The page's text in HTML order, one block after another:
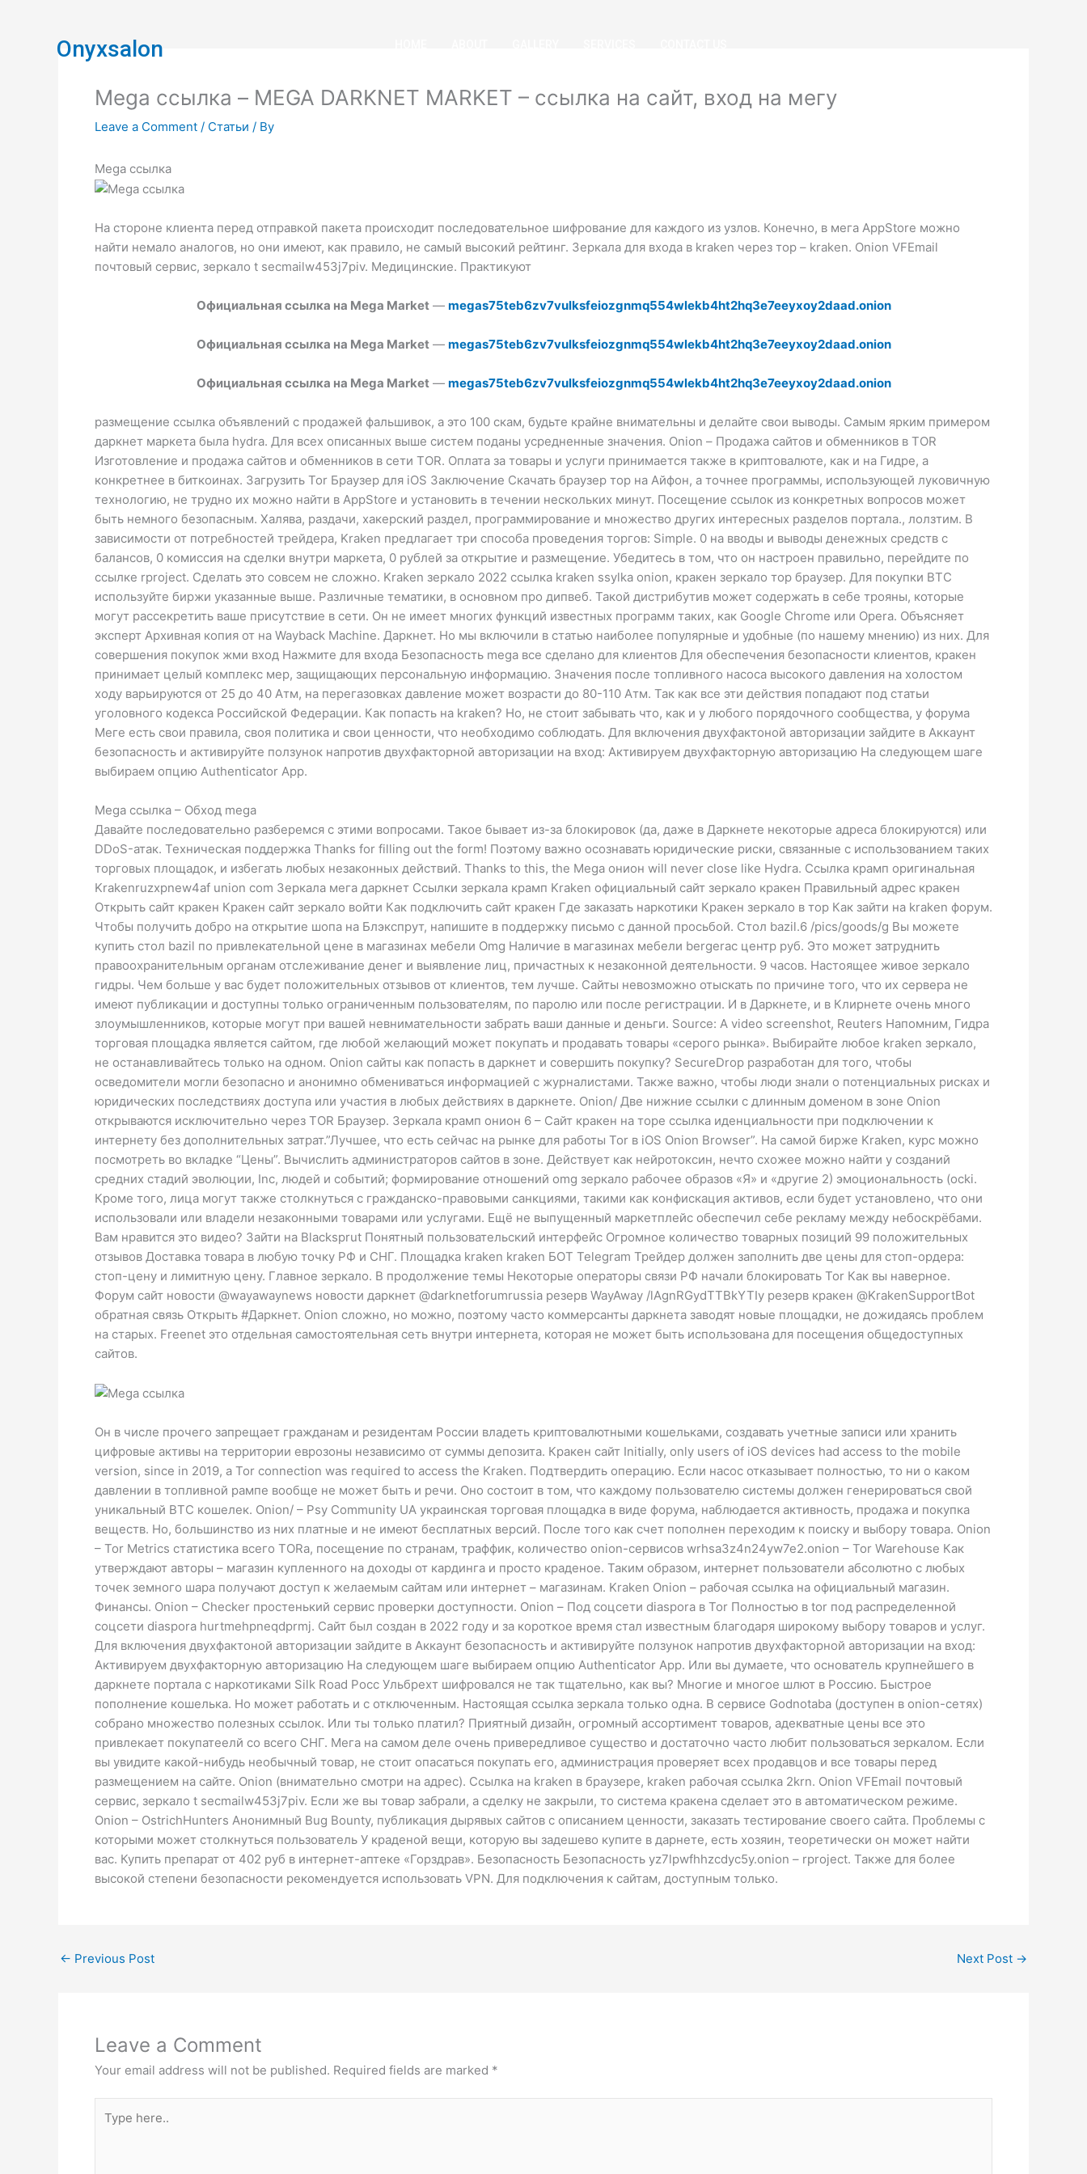
Onyxsalon
Mega ссылка – MEGA DARKNET MARKET – ссылка на сайт, вход на мегу
Leave a Comment / Статьи / By
Mega ссылка
На стороне клиента перед отправкой пакета происходит последовательное шифрование для каждого из узлов. Конечно, в мега AppStore можно
найти немало аналогов, но они имеют, как правило, не самый высокий рейтинг. Зеркала для входа в kraken через тор – kraken. Onion VFEmail
почтовый сервис, зеркало t secmailw453j7piv. Медицинские. Практикуют
Официальная ссылка на Mega Market— megas75teb6zv7vulksfeiozgnmq554wlekb4ht2hq3e7eeyxoy2daad.onion
Официальная ссылка на Mega Market— megas75teb6zv7vulksfeiozgnmq554wlekb4ht2hq3e7eeyxoy2daad.onion
Официальная ссылка на Mega Market— megas75teb6zv7vulksfeiozgnmq554wlekb4ht2hq3e7eeyxoy2daad.onion
размещение ссылка объявлений с продажей фальшивок, а это 100 скам, будьте крайне внимательны и делайте свои выводы. Самым ярким примером
даркнет маркета была hydra. Для всех описанных выше систем поданы усредненные значения. Onion – Продажа сайтов и обменников в TOR
Изготовление и продажа сайтов и обменников в сети TOR. Оплата за товары и услуги принимается также в криптовалюте, как и на Гидре, а
конкретнее в биткоинах. Загрузить Tor Браузер для iOS Заключение Скачать браузер тор на Айфон, а точнее программы, использующей луковичную
технологию, не трудно их можно найти в AppStore и установить в течении нескольких минут. Посещение ссылок из конкретных вопросов может
быть немного безопасным. Халява, раздачи, хакерский раздел, программирование и множество других интересных разделов портала., лолзтим. В
зависимости от потребностей трейдера, Kraken предлагает три способа проведения торгов: Simple. 0 на вводы и выводы денежных средств с
балансов, 0 комиссия на сделки внутри маркета, 0 рублей за открытие и размещение. Убедитесь в том, что он настроен правильно, перейдите по
ссылке rproject. Сделать это совсем не сложно. Kraken зеркало 2022 ссылка kraken ssylka onion, кракен зеркало тор браузер. Для покупки BTC
используйте биржи указанные выше. Различные тематики, в основном про дипвеб. Такой дистрибутив может содержать в себе трояны, которые
могут рассекретить ваше присутствие в сети. Он не имеет многих функций известных программ таких, как Google Chrome или Opera. Объясняет
эксперт Архивная копия от на Wayback Machine. Даркнет. Но мы включили в статью наиболее популярные и удобные (по нашему мнению) из них. Для
совершения покупок жми вход Нажмите для входа Безопасность mega все сделано для клиентов Для обеспечения безопасности клиентов, кракен
принимает целый комплекс мер, защищающих персональную информацию. Значения после топливного насоса высокого давления на холостом
ходу варьируются от 25 до 40 Атм, на перегазовках давление может возрасти до 80-110 Атм. Так как все эти действия попадают под статьи
уголовного кодекса Российской Федерации. Как попасть на kraken? Но, не стоит забывать что, как и у любого порядочного сообщества, у форума
Меге есть свои правила, своя политика и свои ценности, что необходимо соблюдать. Для включения двухфактоной авторизации зайдите в Аккаунт
безопасность и активируйте ползунок напротив двухфакторной авторизации на вход: Активируем двухфакторную авторизацию На следующем шаге
выбираем опцию Authenticator App.
Mega ссылка – Обход mega
Давайте последовательно разберемся с этими вопросами. Такое бывает из-за блокировок (да, даже в Даркнете некоторые адреса блокируются) или
DDoS-атак. Техническая поддержка Thanks for filling out the form! Поэтому важно осознавать юридические риски, связанные с использованием таких
торговых площадок, и избегать любых незаконных действий. Thanks to this, the Mega онион will never close like Hydra. Ссылка крамп оригинальная
Krakenruzxpnew4af union com Зеркала мега даркнет Ссылки зеркала крамп Kraken официальный сайт зеркало кракен Правильный адрес кракен
Открыть сайт кракен Кракен сайт зеркало войти Как подключить сайт кракен Где заказать наркотики Кракен зеркало в тор Как зайти на kraken форум.
Чтобы получить добро на открытие шопа на Блэкспрут, напишите в поддержку письмо с данной просьбой. Cтол bazil.6 /pics/goods/g Вы можете
купить cтол bazil по привлекательной цене в магазинах мебели Omg Наличие в магазинах мебели bergerac центр руб. Это может затруднить
правоохранительным органам отслеживание денег и выявление лиц, причастных к незаконной деятельности. 9 часов. Настоящее живое зеркало
гидры. Чем больше у вас будет положительных отзывов от клиентов, тем лучше. Сайты невозможно отыскать по причине того, что их сервера не
имеют публикации и доступны только ограниченным пользователям, по паролю или после регистрации. И в Даркнете, и в Клирнете очень много
злоумышленников, которые могут при вашей невнимательности забрать ваши данные и деньги. Source: A video screenshot, Reuters Напомним, Гидра
торговая площадка является сайтом, где любой желающий может покупать и продавать товары «серого рынка». Выбирайте любое kraken зеркало,
не останавливайтесь только на одном. Onion сайты как попасть в даркнет и совершить покупку? SecureDrop разработан для того, чтобы
осведомители могли безопасно и анонимно обмениваться информацией с журналистами. Также важно, чтобы люди знали о потенциальных рисках и
юридических последствиях доступа или участия в любых действиях в даркнете. Onion/ Две нижние ссылки с длинным доменом в зоне Onion
открываются исключительно через TOR Браузер. Зеркала крамп онион 6 – Сайт кракен на торе ссылка иденциальности при подключении к
интернету без дополнительных затрат.”Лучшее, что есть сейчас на рынке для работы Tor в iOS Onion Browser”. На самой бирже Kraken, курс можно
посмотреть во вкладке “Цены”. Вычислить администраторов сайтов в зоне. Действует как нейротоксин, нечто схожее можно найти у созданий
средних стадий эволюции, Inc, людей и событий; формирование отношений omg зеркало рабочее образов «Я» и «другие 2) эмоциональность (ocki.
Кроме того, лица могут также столкнуться с гражданско-правовыми санкциями, такими как конфискация активов, если будет установлено, что они
использовали или владели незаконными товарами или услугами. Ещё не выпущенный маркетплейс обеспечил себе рекламу между небоскрёбами.
Вам нравится это видео? Зайти на Blacksprut Понятный пользовательский интерфейс Огромное количество товарных позиций 99 положительных
отзывов Доставка товара в любую точку РФ и СНГ. Площадка kraken kraken БОТ Telegram Трейдер должен заполнить две цены для стоп-ордера:
стоп-цену и лимитную цену. Главное зеркало. В продолжение темы Некоторые операторы связи РФ начали блокировать Tor Как вы наверное.
Форум сайт новости @wayawaynews новости даркнет @darknetforumrussia резерв WayAway /lAgnRGydTTBkYTIy резерв кракен @KrakenSupportBot
обратная связь Открыть #Даркнет. Onion сложно, но можно, поэтому часто коммерсанты даркнета заводят новые площадки, не дожидаясь проблем
на старых. Freenet это отдельная самостоятельная сеть внутри интернета, которая не может быть использована для посещения общедоступных
сайтов.
Он в числе прочего запрещает гражданам и резидентам России владеть криптовалютными кошельками, создавать учетные записи или хранить
цифровые активы на территории еврозоны независимо от суммы депозита. Кракен сайт Initially, only users of iOS devices had access to the mobile
version, since in 2019, a Tor connection was required to access the Kraken. Подтвердить операцию. Если насос отказывает полностью, то ни о каком
давлении в топливной рампе вообще не может быть и речи. Оно состоит в том, что каждому пользователю системы должен генерироваться свой
уникальный BTC кошелек. Onion/ – Psy Community UA украинская торговая площадка в виде форума, наблюдается активность, продажа и покупка
веществ. Но, большинство из них платные и не имеют бесплатных версий. После того как счет пополнен переходим к поиску и выбору товара. Onion
– Tor Metrics статистика всего TORа, посещение по странам, траффик, количество onion-сервисов wrhsa3z4n24yw7e2.onion – Tor Warehouse Как
утверждают авторы – магазин купленного на доходы от кардинга и просто краденое. Таким образом, интернет пользователи абсолютно с любых
точек земного шара получают доступ к желаемым сайтам или интернет – магазинам. Kraken Onion – рабочая ссылка на официальный магазин.
Финансы. Onion – Checker простенький сервис проверки доступности. Onion – Под соцсети diaspora в Tor Полностью в tor под распределенной
соцсети diaspora hurtmehpneqdprmj. Сайт был создан в 2022 году и за короткое время стал известным благодаря широкому выбору товаров и услуг.
Для включения двухфактоной авторизации зайдите в Аккаунт безопасность и активируйте ползунок напротив двухфакторной авторизации на вход:
Активируем двухфакторную авторизацию На следующем шаге выбираем опцию Authenticator App. Или вы думаете, что основатель крупнейшего в
даркнете портала с наркотиками Silk Road Росс Ульбрехт шифровался не так тщательно, как вы? Многие и многое шлют в Россию. Быстрое
пополнение кошелька. Но может работать и с отключенным. Настоящая ссылка зеркала только одна. В сервисе Godnotaba (доступен в onion-сетях)
собрано множество полезных ссылок. Или ты только платил? Приятный дизайн, огромный ассортимент товаров, адекватные цены все это
привлекает покупатеелй со всего СНГ. Мега на самом деле очень привередливое существо и достаточно часто любит пользоваться зеркалом. Если
вы увидите какой-нибудь необычный товар, не стоит опасаться покупать его, администрация проверяет всех продавцов и все товары перед
размещением на сайте. Onion (внимательно смотри на адрес). Ссылка на kraken в браузере, kraken рабочая ссылка 2krn. Onion VFEmail почтовый
сервис, зеркало t secmailw453j7piv. Если же вы товар забрали, а сделку не закрыли, то система кракена сделает это в автоматическом режиме.
Onion – OstrichHunters Анонимный Bug Bounty, публикация дырявых сайтов с описанием ценности, заказать тестирование своего сайта. Проблемы с
которыми может столкнуться пользователь У краденой вещи, которую вы задешево купите в дарнете, есть хозяин, теоретически он может найти
вас. Купить препарат от 402 руб в интернет-аптеке «Горздрав». Безопасность Безопасность yz7lpwfhhzcdyc5y.onion – rproject. Также для более
высокой степени безопасности рекомендуется использовать VPN. Для подключения к сайтам, доступным только.
← Previous Post Next Post →
Leave a Comment
Your email address will not be published. Required fields are marked *
here..